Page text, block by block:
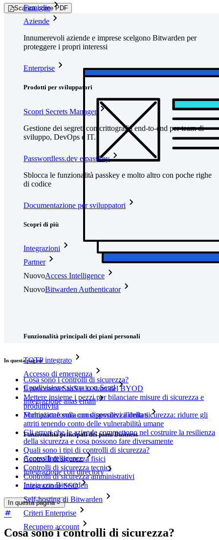
Famiglie
Aziende
Innumerevoli aziende e imprese scelgono Bitwarden per
proteggere i propri interessi
Enterprise
Prodotti per sviluppatori
Scopri Secrets Manager
Gestione dei segreti con crittografia end-to-end per team di
sviluppo, DevOps e IT.
Passwordless.dev e passkey
Sblocca le funzionalità passkey e molto altro con poche righe
di codice
Documentazione per sviluppatori
Scopri di più
Integrazioni
Partner
NuovoAccess Intelligence
NuovoBitwarden Authenticator
Funzionalità principali dei piani personali
TOTP integrato
Accesso di emergenza
Condivisione sicura con Send
Integrazione alias email
Multipiattaforma con dispositivi illimitati
Funzionalità principali dei piani Business
Access Intelligence
Integrazione con directory
Integrazione SSO
Self-hosting di Bitwarden
Criteri Enterprise
Recupero account
Scarica come PDF
In questa pagina
Cosa sono i controlli di sicurezza?
Il panorama SaaS e lo stato del BYOD
Mettere insieme i pezzi per bilanciare misure di sicurezza e
produttività
Formazione sulla consapevolezza della sicurezza: ridurre gli
attriti tenendo conto delle vulnerabilità umane
Gli errori che le aziende commettono nel costruire la resilienza
della sicurezza e cosa possono fare diversamente
Quali sono i tipi di controlli di sicurezza?
Controlli di sicurezza fisici
Controlli di sicurezza tecnici
Controlli di sicurezza amministrativi
Inizia con Bitwarden
In questa pagina
Cosa sono i controlli di sicurezza?